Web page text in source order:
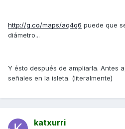
http://g.co/maps/aq4g6 puede que
diámetro...
Y ésto después de ampliarla. Antes
señales en la isleta. (literalmente)
katxurri